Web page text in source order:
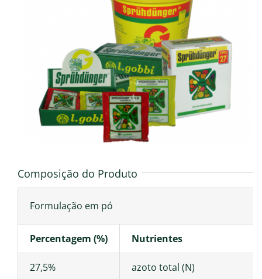
Composição do Produto
Formulação em pó
Percentagem (%) Nutrientes
27,5% azoto total (N)